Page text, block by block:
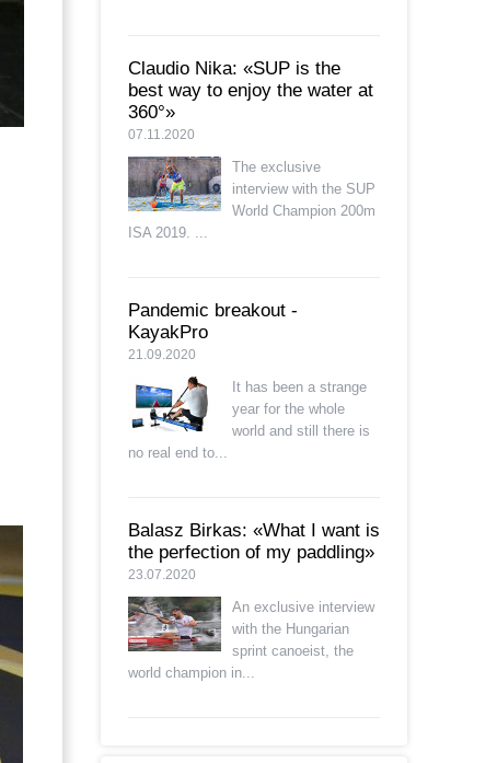
Claudio Nika: «SUP is the
best way to enjoy the water at
360°»
07.11.2020
The exclusive
interview with the SUP
World Champion 200m
ISA 2019. ...
Pandemic breakout -
KayakPro
21.09.2020
It has been a strange
year for the whole
world and still there is
no real end to...
Balasz Birkas: «What I want is
the perfection of my paddling»
23.07.2020
An exclusive interview
with the Hungarian
sprint canoeist, the
world champion in...